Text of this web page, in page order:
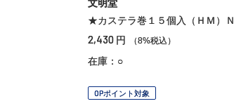
文明堂
★カステラ巻１５個入（ＨＭ）Ｎ
2,430 円 （8%税込）
在庫：○
OPポイント対象